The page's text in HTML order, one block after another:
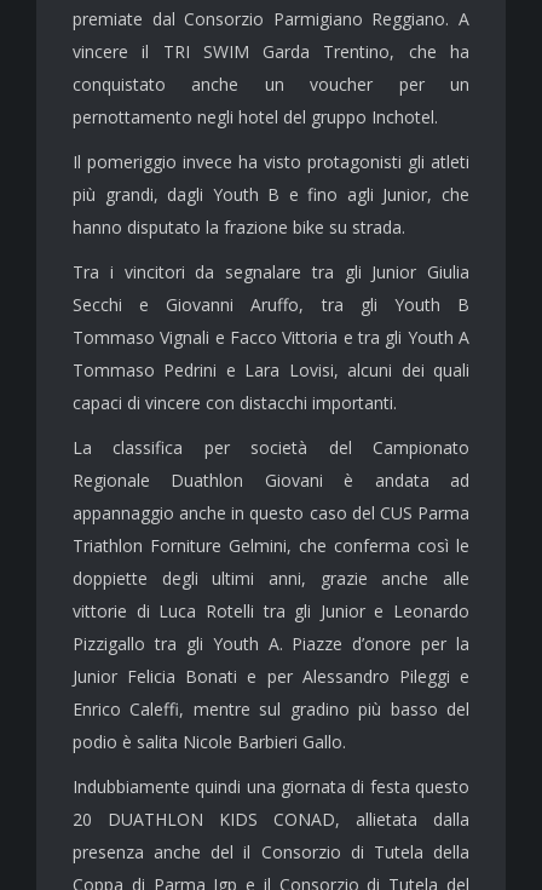
premiate dal Consorzio Parmigiano Reggiano. A
vincere il TRI SWIM Garda Trentino, che ha
conquistato anche un voucher per un
pernottamento negli hotel del gruppo Inchotel.
Il pomeriggio invece ha visto protagonisti gli atleti
più grandi, dagli Youth B e fino agli Junior, che
hanno disputato la frazione bike su strada.
Tra i vincitori da segnalare tra gli Junior Giulia
Secchi e Giovanni Aruffo, tra gli Youth B
Tommaso Vignali e Facco Vittoria e tra gli Youth A
Tommaso Pedrini e Lara Lovisi, alcuni dei quali
capaci di vincere con distacchi importanti.
La classifica per società del Campionato
Regionale Duathlon Giovani è andata ad
appannaggio anche in questo caso del CUS Parma
Triathlon Forniture Gelmini, che conferma così le
doppiette degli ultimi anni, grazie anche alle
vittorie di Luca Rotelli tra gli Junior e Leonardo
Pizzigallo tra gli Youth A. Piazze d’onore per la
Junior Felicia Bonati e per Alessandro Pileggi e
Enrico Caleffi, mentre sul gradino più basso del
podio è salita Nicole Barbieri Gallo.
Indubbiamente quindi una giornata di festa questo
20 DUATHLON KIDS CONAD, allietata dalla
presenza anche del il Consorzio di Tutela della
Coppa di Parma Igp e il Consorzio di Tutela del